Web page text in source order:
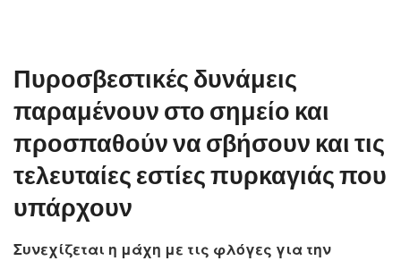
Πυροσβεστικές δυνάμεις
παραμένουν στο σημείο και
προσπαθούν να σβήσουν και τις
τελευταίες εστίες πυρκαγιάς που
υπάρχουν
Συνεχίζεται η μάχη με τις φλόγες για την